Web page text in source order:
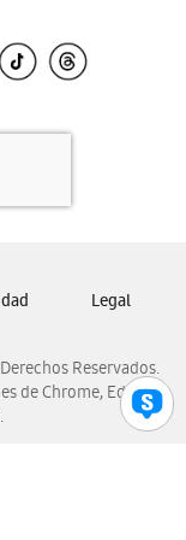
Reservados.
de Chrome, Edge,
Legal